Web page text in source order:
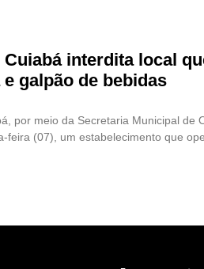
interdita local
galpão de bebidas
por meio da Secretaria Municipal de
feira (07), um estabelecimento que